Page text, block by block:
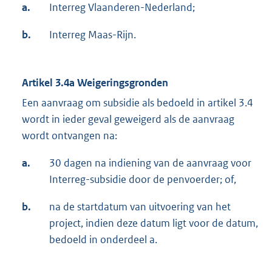
a. Interreg Vlaanderen-Nederland;
b. Interreg Maas-Rijn.
Artikel 3.4a Weigeringsgronden
Een aanvraag om subsidie als bedoeld in artikel 3.4
wordt in ieder geval geweigerd als de aanvraag
wordt ontvangen na:
a.
30 dagen na indiening van de aanvraag voor
Interreg-subsidie door de penvoerder; of,
b.
na de startdatum van uitvoering van het
project, indien deze datum ligt voor de datum,
bedoeld in onderdeel a.